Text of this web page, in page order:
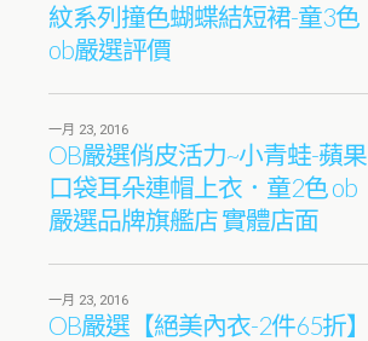
紋系列撞色蝴蝶結短裙-童3色
ob嚴選評價
一月 23, 2016
OB嚴選俏皮活力~小青蛙-蘋果
口袋耳朵連帽上衣．童2色 ob
嚴選品牌旗艦店 實體店面
一月 23, 2016
OB嚴選【絕美內衣-2件65折】